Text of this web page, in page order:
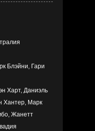
Блэйни, Гари
Харт, Даниэль
Хантер, Марк
Жанетт